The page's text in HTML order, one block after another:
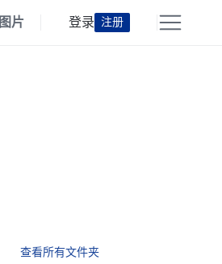
图片 登录 注册
查看所有文件夹